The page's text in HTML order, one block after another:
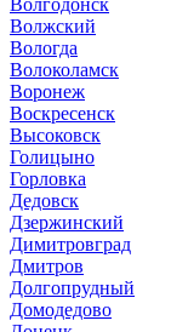
Волжский
Вологда
Волоколамск
Воронеж
Воскресенск
Высоковск
Голицыно
Горловка
Дедовск
Дзержинский
Димитровград
Дмитров
Долгопрудный
Домодедово